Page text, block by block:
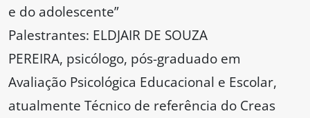
e do adolescente”
Palestrantes: ELDJAIR DE SOUZA
PEREIRA, psicólogo, pós-graduado em
Avaliação Psicológica Educacional e Escolar,
atualmente Técnico de referência do Creas